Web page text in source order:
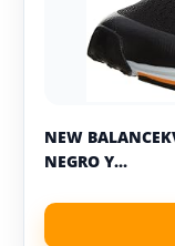
NEW
NEGRO Y...